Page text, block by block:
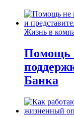
Жизнь в
Помощь
Банка